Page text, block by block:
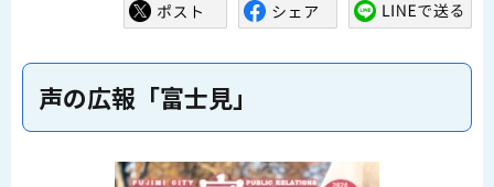
声の広報「富士見」